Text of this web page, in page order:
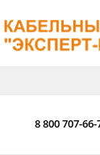
8 800 707-66-